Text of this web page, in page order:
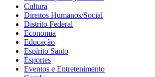
Cultura
Direitos Humanos/Social
Distrito Federal
Economia
Educação
Espírito Santo
Esportes
Eventos e Entretenimento